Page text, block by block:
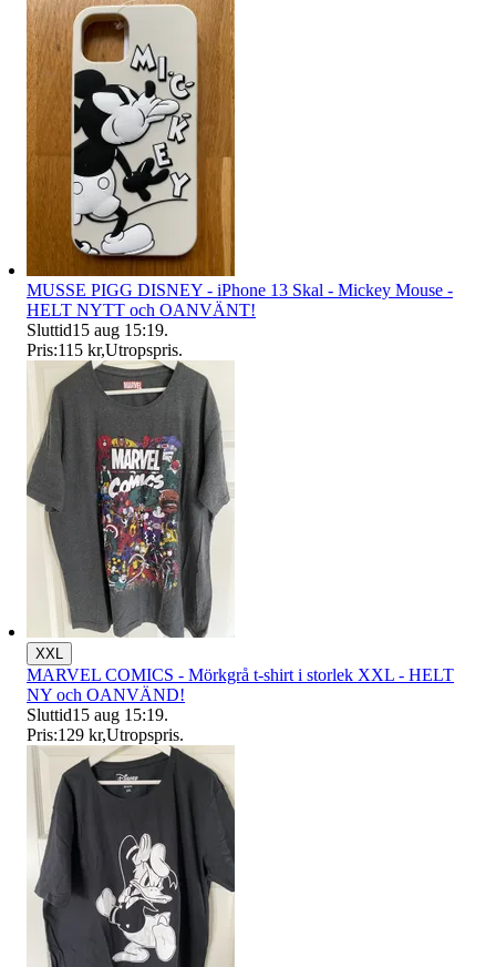
MUSSE PIGG DISNEY - iPhone 13 Skal - Mickey Mouse -
HELT NYTT och OANVÄNT!
Sluttid15 aug 15:19.
Pris:115 kr,Utropspris.
XXL
MARVEL COMICS - Mörkgrå t-shirt i storlek XXL - HELT
NY och OANVÄND!
Sluttid15 aug 15:19.
Pris:129 kr,Utropspris.